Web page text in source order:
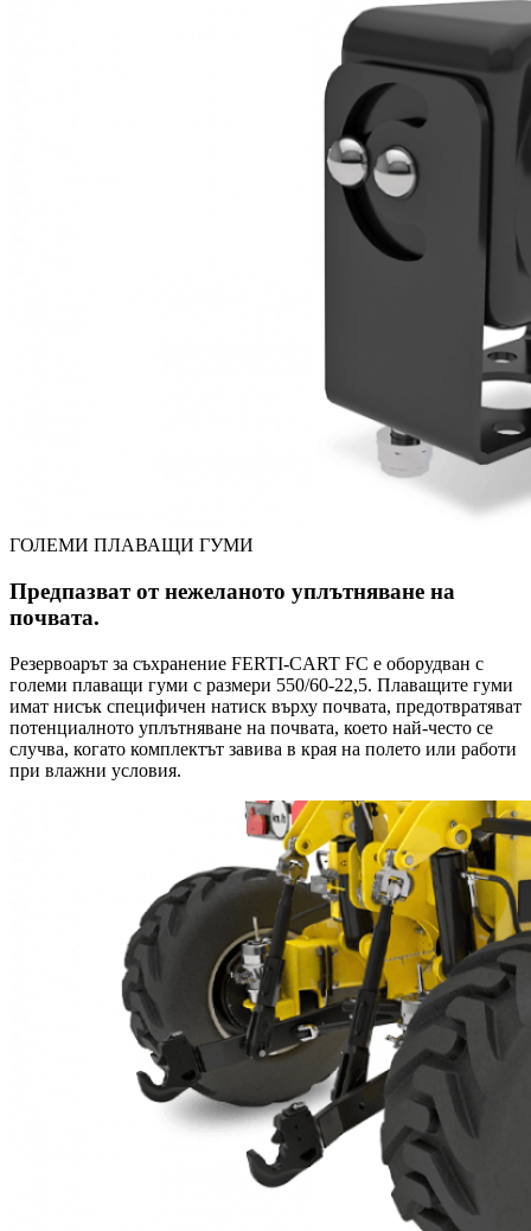
ГОЛЕМИ ПЛАВАЩИ ГУМИ
Предпазват от нежеланото уплътняване на
почвата.
Резервоарът за съхранение FERTI-CART FC е оборудван с
големи плаващи гуми с размери 550/60-22,5. Плаващите гуми
имат нисък специфичен натиск върху почвата, предотвратяват
потенциалното уплътняване на почвата, което най-често се
случва, когато комплектът завива в края на полето или работи
при влажни условия.